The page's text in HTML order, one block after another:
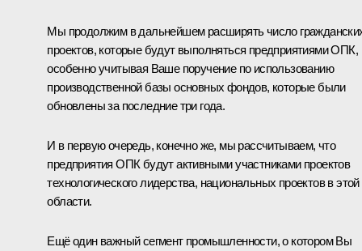
Мы продолжим в дальнейшем расширять число
проектов, которые будут выполняться предприятиями ОПК,
особенно учитывая Ваше поручение по использованию
производственной базы основных фондов, которые были
обновлены за последние три года.
И в первую очередь, конечно же, мы рассчитываем, что
предприятия ОПК будут активными участниками проектов
технологического лидерства, национальных проектов в этой
области.
Ещё один важный сегмент промышленности, о котором Вы